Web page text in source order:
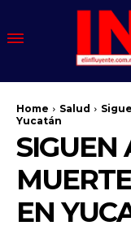
Home Salud
Yucatán
SIGUEN
EN